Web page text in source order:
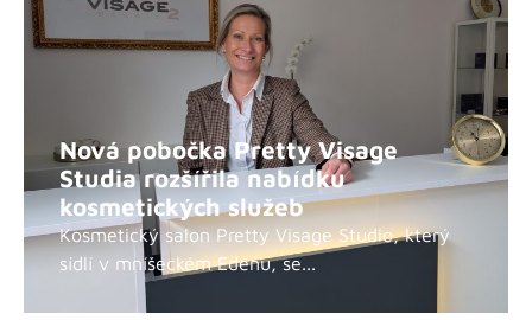
Nová pobočka Pretty Visage
Studia rozšířila nabídku
kosmetických služeb
Kosmetický salon Pretty Visage Studio, který
sídlí v mníšeckém Edenu, se...